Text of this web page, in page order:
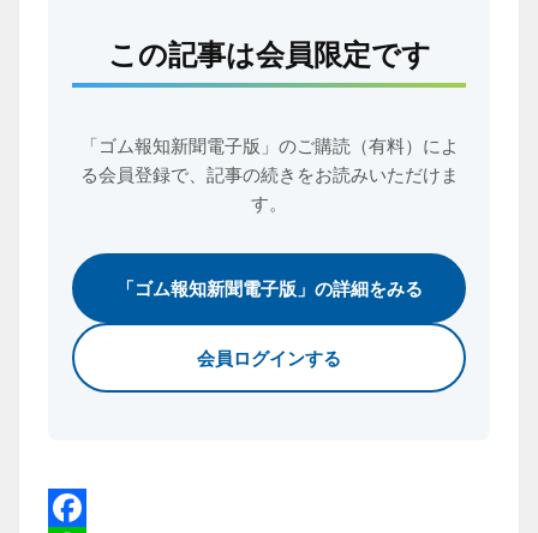
この記事は会員限定です
「ゴム報知新聞電子版」のご購読（有料）によ
る会員登録で、 記事の続きをお読みいただけま
す。
「ゴム報知新聞電子版」の詳細をみる
会員ログインする